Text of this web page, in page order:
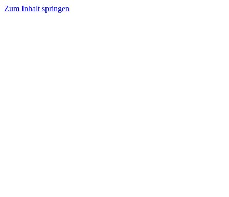
Zum Inhalt springen